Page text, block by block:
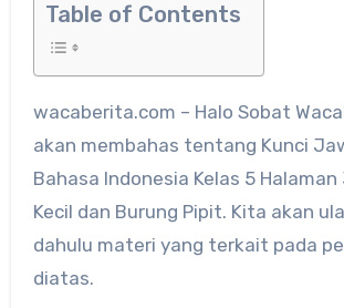
Table of Contents
wacaberita.com – Halo Sobat Wacaberita kita
akan membahas tentang Kunci
Bahasa Indonesia Kelas 5 Halaman
Kecil dan Burung Pipit. Kita akan
dahulu materi yang terkait pada
diatas.